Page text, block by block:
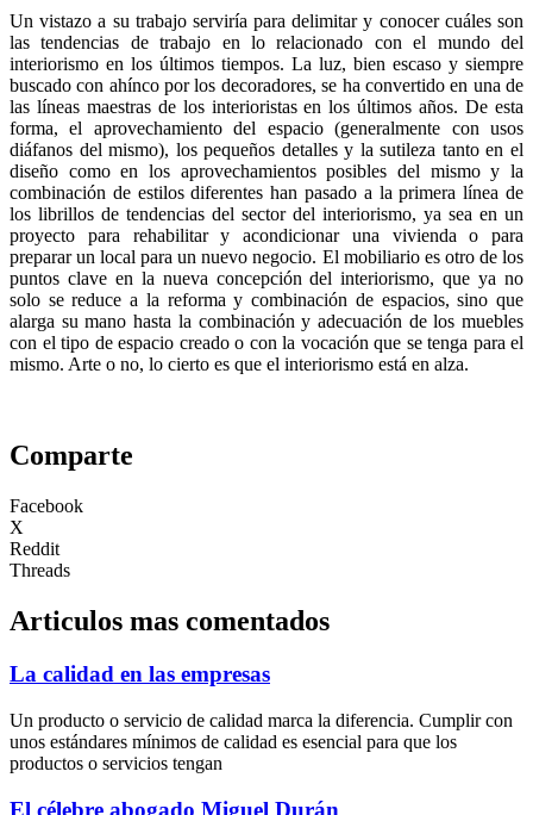
Un vistazo a su trabajo serviría para delimitar y conocer cuáles son
las tendencias de trabajo en lo relacionado con el mundo del
interiorismo en los últimos tiempos. La luz, bien escaso y siempre
buscado con ahínco por los decoradores, se ha convertido en una de
las líneas maestras de los interioristas en los últimos años. De esta
forma, el aprovechamiento del espacio (generalmente con usos
diáfanos del mismo), los pequeños detalles y la sutileza tanto en el
diseño como en los aprovechamientos posibles del mismo y la
combinación de estilos diferentes han pasado a la primera línea de
los librillos de tendencias del sector del interiorismo, ya sea en un
proyecto para rehabilitar y acondicionar una vivienda o para
preparar un local para un nuevo negocio. El mobiliario es otro de los
puntos clave en la nueva concepción del interiorismo, que ya no
solo se reduce a la reforma y combinación de espacios, sino que
alarga su mano hasta la combinación y adecuación de los muebles
con el tipo de espacio creado o con la vocación que se tenga para el
mismo. Arte o no, lo cierto es que el interiorismo está en alza.
Comparte
Facebook
X
Reddit
Threads
Articulos mas comentados
La calidad en las empresas
Un producto o servicio de calidad marca la diferencia. Cumplir con
unos estándares mínimos de calidad es esencial para que los
productos o servicios tengan
El célebre abogado Miguel Durán